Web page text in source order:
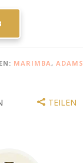
MARIMBA , ADAMS
TEILEN